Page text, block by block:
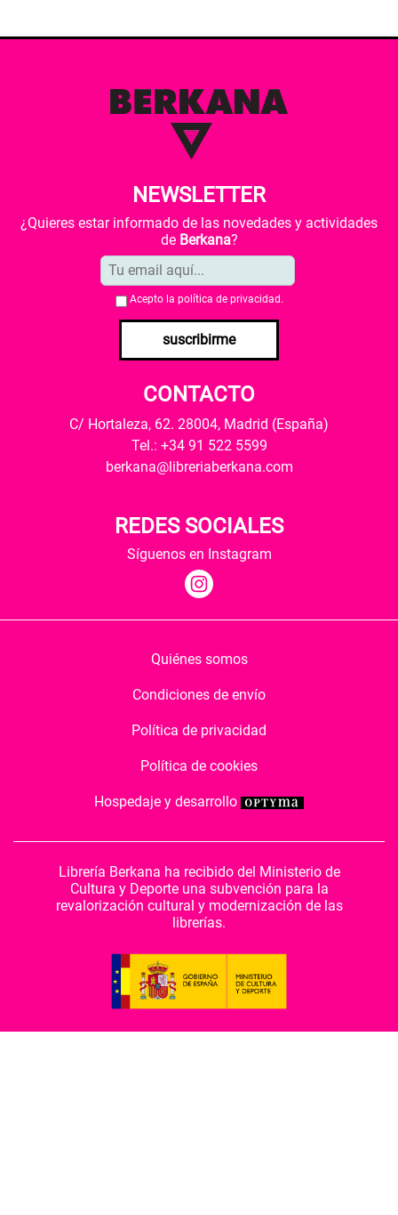
NEWSLETTER
¿Quieres estar informado de las novedades y actividades
de Berkana?
Acepto la política de privacidad .
suscribirme
CONTACTO
C/ Hortaleza, 62. 28004, Madrid (España)
Tel.: +34 91 522 5599
berkana@libreriaberkana.com
REDES SOCIALES
Síguenos en Instagram
Quiénes somos
Condiciones de envío
Política de privacidad
Política de cookies
Hospedaje y desarrollo
Librería Berkana ha recibido del Ministerio de
Cultura y Deporte una subvención para la
revalorización cultural y modernización de las
librerías.